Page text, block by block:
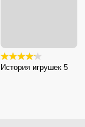
История игрушек 5